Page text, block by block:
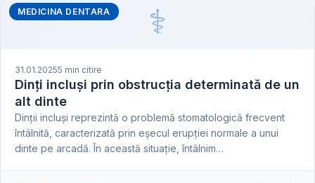
⚕️
MEDICINA DENTARA
31.01.20255 min citire
Dinți incluși prin obstrucția determinată de un
alt dinte
Dinții incluși reprezintă o problemă stomatologică frecvent
întâlnită, caracterizată prin eșecul erupției normale a unui
dinte pe arcadă. În această situație, întâlnim…